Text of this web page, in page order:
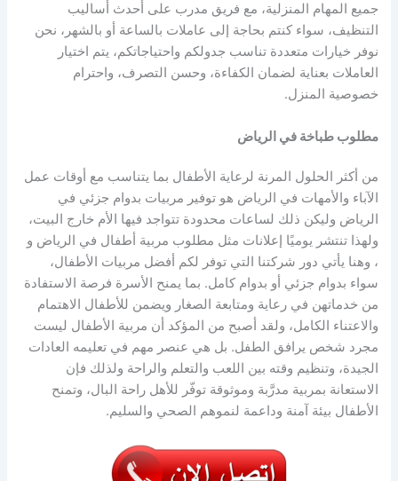
جميع المهام المنزلية، مع فريق مدرب على أحدث أساليب
التنظيف، سواء كنتم بحاجة إلى عاملات بالساعة أو بالشهر، نحن
نوفر خيارات متعددة تناسب جدولكم واحتياجاتكم، يتم اختيار
العاملات بعناية لضمان الكفاءة، وحسن التصرف، واحترام
خصوصية المنزل.
مطلوب طباخة في الرياض
من أكثر الحلول المرنة لرعاية الأطفال بما يتناسب مع أوقات عمل
الآباء والأمهات في الرياض هو توفير مربيات بدوام جزئي في
الرياض وليكن ذلك لساعات محدودة تتواجد فيها الأم خارج البيت،
ولهذا تنتشر يوميًا إعلانات مثل مطلوب مربية أطفال في الرياض و
، وهنا يأتي دور شركتنا التي توفر لكم أفضل مربيات الأطفال،
سواء بدوام جزئي أو بدوام كامل. بما يمنح الأسرة فرصة الاستفادة
من خدماتهن في رعاية ومتابعة الصغار ويضمن للأطفال الاهتمام
والاعتناء الكامل، ولقد أصبح من المؤكد أن مربية الأطفال ليست
مجرد شخص يرافق الطفل. بل هي عنصر مهم في تعليمه العادات
الجيدة، وتنظيم وقته بين اللعب والتعلم والراحة ولذلك فإن
الاستعانة بمربية مدرَّبة وموثوقة توفّر للأهل راحة البال، وتمنح
الأطفال بيئة آمنة وداعمة لنموهم الصحي والسليم.